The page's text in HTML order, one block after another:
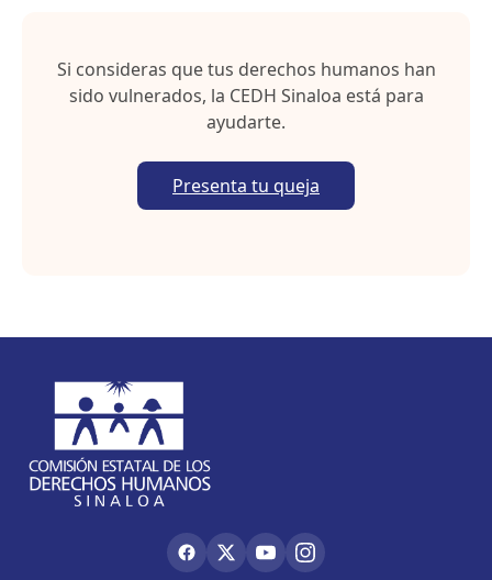
Si consideras que tus derechos humanos han
sido vulnerados, la CEDH Sinaloa está para
ayudarte.
Presenta tu queja